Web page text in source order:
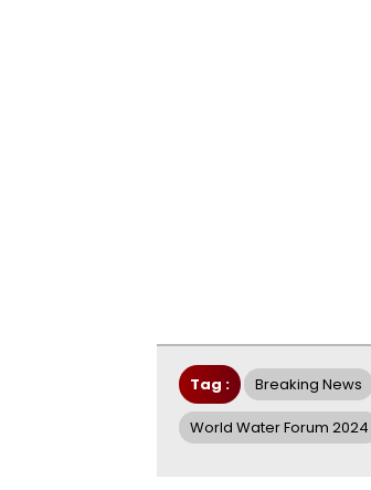
Tag : Breaking News
World Water Forum 2024